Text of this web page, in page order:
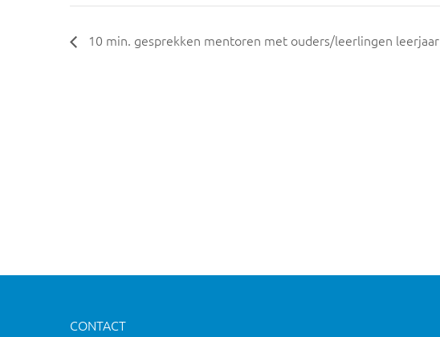
10 min. gesprekken mentoren met ouders/leerlingen
CONTACT